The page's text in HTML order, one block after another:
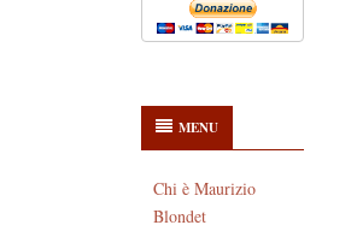
MENU
Chi è Maurizio
Blondet